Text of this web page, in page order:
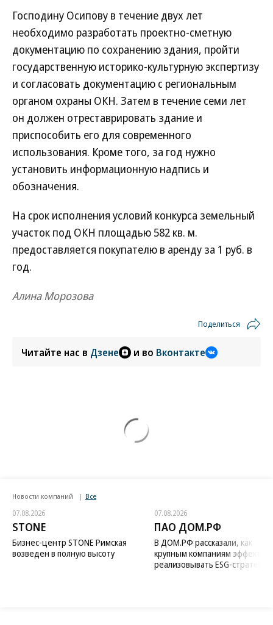
Господину Осипову в течение двух лет
необходимо разработать проектно-сметную
документацию по сохранению здания, пройти
государственную историко-культурную экспертизу
и согласовать документацию с региональным
органом охраны ОКН. Затем в течение семи лет
он должен отреставрировать здание и
приспособить его для современного
использования. Кроме того, за год нужно
установить информационную надпись и
обозначения.
На срок исполнения условий конкурса земельный
участок под ОКН площадью 582 кв. м.
предоставляется покупателю в аренду за 1 руб. в
год.
Алина Морозова
Поделиться
Читайте нас в Дзене и во Вконтакте
Новости компаний Все
07.08.2026
STONE
Бизнес-центр STONE Римская
возведен в полную высоту
07.08.2026
ПАО ДОМ.РФ
В ДОМ.РФ рассказали, как
крупным компаниям
реализовывать ESG-стратегию